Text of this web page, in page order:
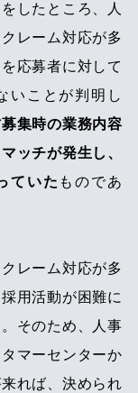
したところ、人
レーム対応が多
応募者に対して
いことが判明し
募集時の業務内容
ッチが発生し、
ていた ものであ
レーム対応が多
用活動が困難に
そのため、人事
マーセンターか
れば、決められ